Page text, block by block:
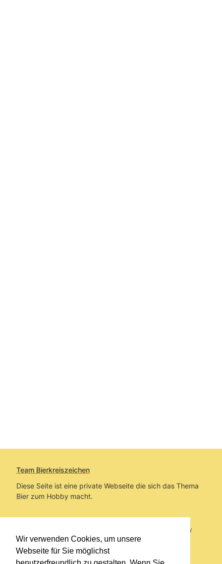
Wir verwenden Cookies, um unsere
Webseite für Sie möglichst
Team Bierkreiszeichen
Diese Seite ist eine private Webseite die sich das Thema
Bier zum Hobby macht.
Sie befinden sich auf https://www.bierkreiszeichen.at/
im Pfad:Bierkreiszeichen/Gesammelte Biere